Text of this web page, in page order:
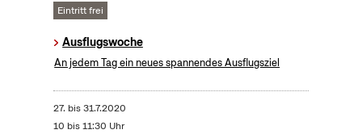
Eintritt frei
Ausflugswoche
An jedem Tag ein neues spannendes Ausflugsziel
27. bis31.7.2020
10 bis 11:30 Uhr